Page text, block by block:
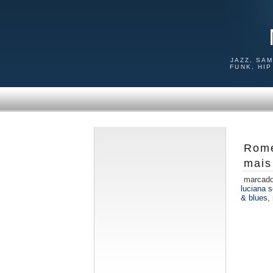
JAZZ,
FUNK, HIP
luciana
& blues,